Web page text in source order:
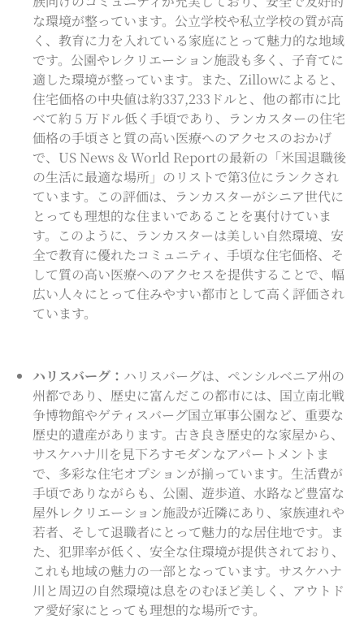
な環境が整っています。公立学校や私立学校の質が高
く、教育に力を入れている家庭にとって魅力的な地域
です。公園やレクリエーション施設も多く、子育てに
適した環境が整っています。
また、Zillowによると、
住宅価格の中央値は約337,233ドルと、他の都市に比
べて約 5 万ドル低く手頃であり、ランカスターの住宅
価格の手頃さと質の高い医療へのアクセスのおかげ
で、US News & World Reportの最新の「米国退職後
の生活に最適な場所」のリストで第3位にランクされ
ています。この評価は、ランカスターがシニア世代に
とっても理想的な住まいであることを裏付けていま
す。
このように、ランカスターは美しい自然環境、安
全で教育に優れたコミュニティ、手頃な住宅価格、そ
して質の高い医療へのアクセスを提供することで、幅
広い人々にとって住みやすい都市として高く評価され
ています。
ハリスバーグ： ハリスバーグは、ペンシルベニア州の
州都であり、歴史に富んだこの都市には、国立南北戦
争博物館やゲティスバーグ国立軍事公園など、重要な
歴史的遺産があります。古き良き歴史的な家屋から、
サスケハナ川を見下ろすモダンなアパートメントま
で、多彩な住宅オプションが揃っています。 生活費が
手頃でありながらも、公園、遊歩道、水路など豊富な
屋外レクリエーション施設が近隣にあり、家族連れや
若者、そして退職者にとって魅力的な居住地です。ま
た、犯罪率が低く、安全な住環境が提供されており、
これも地域の魅力の一部となっています。サスケハナ
川と周辺の自然環境は息をのむほど美しく、アウトド
ア愛好家にとっても理想的な場所です。